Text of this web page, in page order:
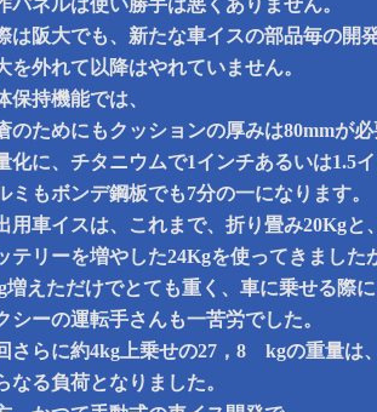
パネルは使い勝手は悪くありません。
は阪大でも、新たな車イスの部品毎の開
を外れて以降はやれていません。
保持機能では、
のためにもクッションの厚みは80mmが
化に、チタニウムで1インチあるいは1.5
ミもボンデ鋼板でも7分の一になります。
用車イスは、これまで、折り畳み20Kgと
テリーを増やした24Kgを使ってきました
増えただけでとても重く、車に乗せる際
シーの運転手さんも一苦労でした。
さらに約4kg上乗せの27，8 kgの重量は
なる負荷となりました。